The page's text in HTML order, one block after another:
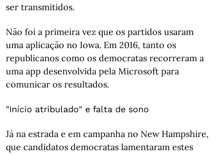
ser transmitidos.
Não foi a primeira vez que os partidos usaram
uma aplicação no Iowa. Em 2016, tanto os
republicanos como os democratas recorreram a
uma app desenvolvida pela Microsoft para
comunicar os resultados.
"Início atribulado" e falta de sono
Já na estrada e em campanha no New Hampshire,
que candidatos democratas lamentaram estes